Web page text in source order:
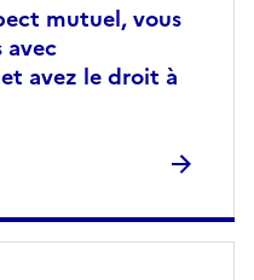
mutuel, vous
avec
avez le droit à